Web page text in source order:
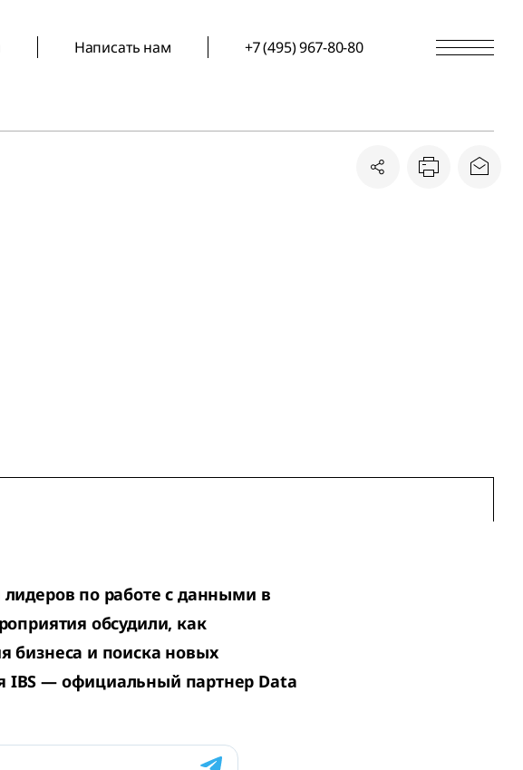
Написать нам +7 (495) 967-80-80
по работе с данными в
обсудили, как
бизнеса и поиска новых
— официальный партнер Data